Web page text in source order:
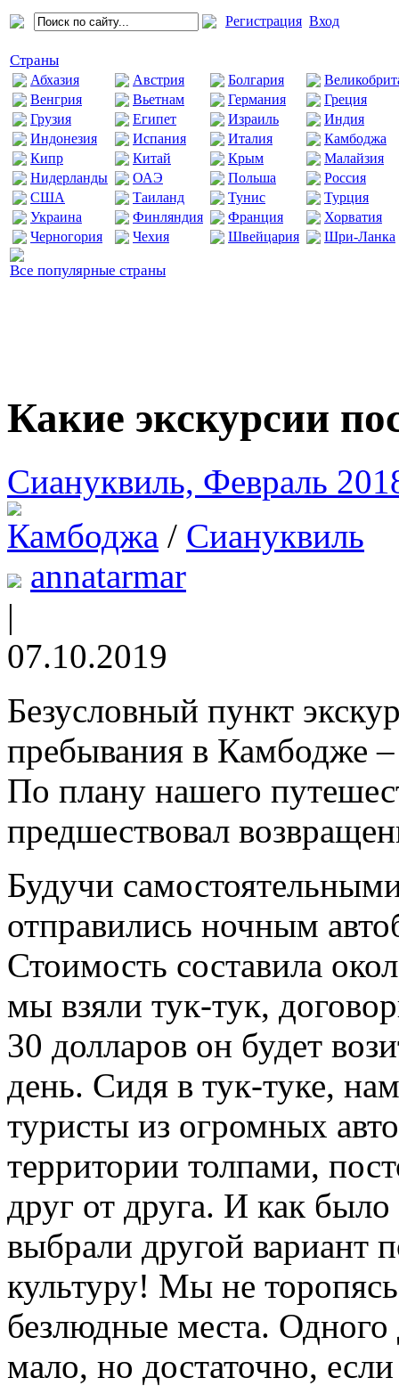
Регистрация Вход
Страны
Абхазия Австрия Болгария
Венгрия
Вьетнам Германия
Греция
Грузия
Египет Израиль
Индия
Индонезия
Испания Италия
Камбоджа
Кипр
Китай Крым
Малайзия
Нидерланды
ОАЭ Польша
Россия
США
Таиланд Тунис
Турция
Украина
Финляндия Франция
Хорватия
Черногория
Чехия Швейцария Шри-Ланка
Все популярные страны
Какие экскурсии
Сиануквиль, Февраль
Камбоджа / Сиануквиль
annatarmar
|
07.10.2019
Безусловный пункт
пребывания в Камбодже
По плану нашего
предшествовал
Будучи
отправились ночным
Стоимость составила
мы взяли тук-тук,
30 долларов он будет
день. Сидя в тук-туке,
туристы из огромных
территории толпами,
друг от друга. И как
выбрали другой вариант
культуру! Мы не
безлюдные места. Одного
мало, но достаточно,